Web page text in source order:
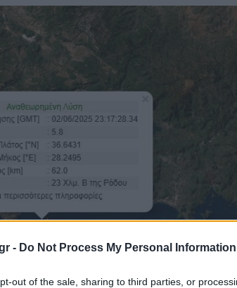
- Do Not Process My Personal Information
out of the sale, sharing to third parties, or